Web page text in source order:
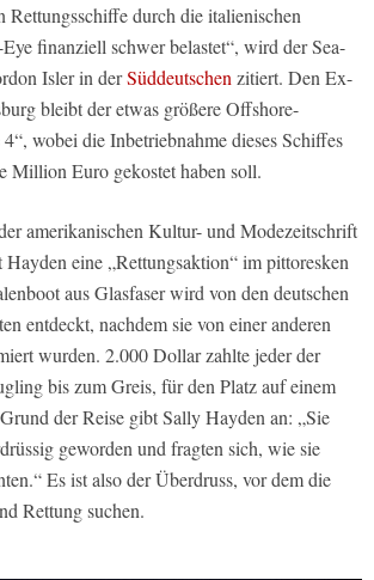
durch die italienischen
finanziell schwer belastet“, wird der Sea-
Isler in derSüddeutschen zitiert. Den Ex-
bleibt der etwas größere Offshore-
wobei die Inbetriebnahme dieses Schiffes
Million Euro gekostet haben soll.
amerikanischen Kultur- und Modezeitschrift
eine „Rettungsaktion“ im pittoresken
aus Glasfaser wird von den deutschen
entdeckt, nachdem sie von einer anderen
wurden. 2.000 Dollar zahlte jeder der
bis zum Greis, für den Platz auf einem
der Reise gibt Sally Hayden an: „Sie
geworden und fragten sich, wie sie
Es ist also der Überdruss, vor dem die
Rettung suchen.